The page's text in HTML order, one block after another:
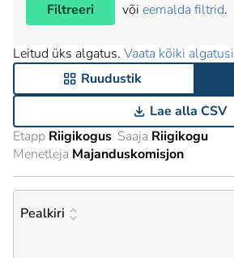
Filtreeri
või eemalda filtrid.
Leitud üks algatus. Vaata kõiki algatusi
Ruudustik
Lae alla CSV
Etapp Riigikogus Saaja Riigikogu
Menetleja Majanduskomisjon
Pealkiri